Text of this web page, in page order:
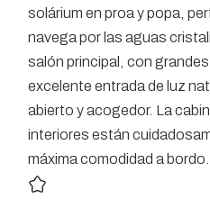
solárium en proa y popa,
navega por las aguas
salón principal, con
excelente entrada de luz
abierto y acogedor. La
interiores están
máxima comodidad a bordo.